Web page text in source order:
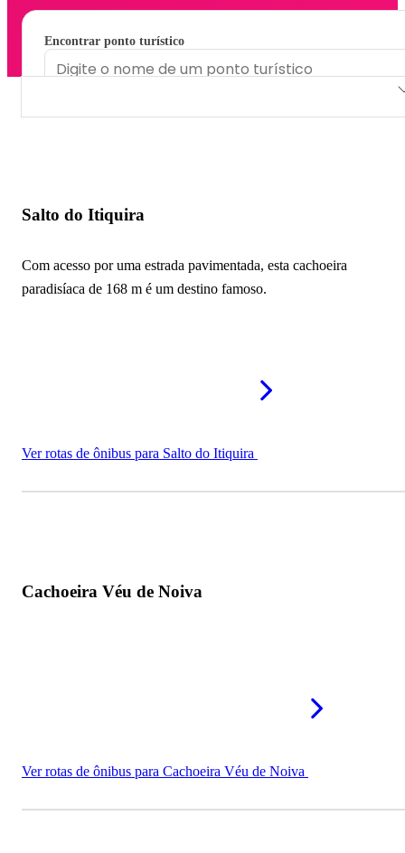
Encontrar ponto turístico
Salto do Itiquira
Com acesso por uma estrada pavimentada, esta cachoeira
paradisíaca de 168 m é um destino famoso.
Ver rotas de ônibus para Salto do Itiquira
Cachoeira Véu de Noiva
Ver rotas de ônibus para Cachoeira Véu de Noiva